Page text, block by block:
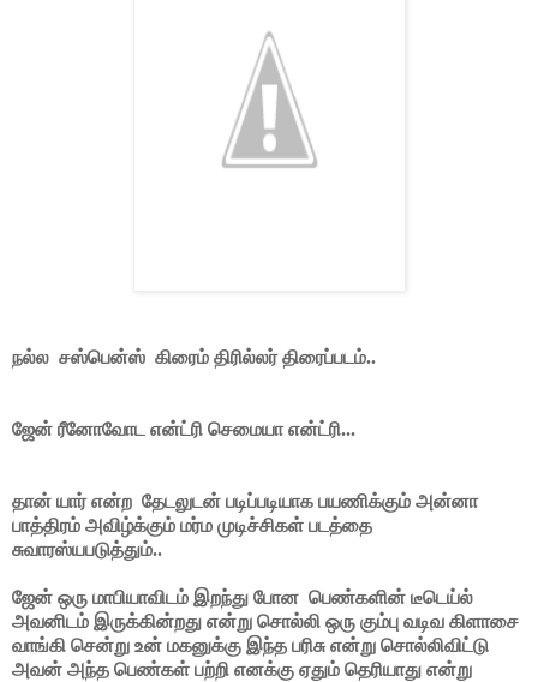
நல்ல சஸ்பென்ஸ் கிரைம் திரில்லர் திரைப்படம்..
ஜேன் ரீனோவோட என்ட்ரி செமையா என்ட்ரி...
தான் யார் என்ற தேடலுடன் படிப்படியாக பயணிக்கும் அன்னா
பாத்திரம் அவிழ்க்கும் மர்ம முடிச்சிகள் படத்தை
சுவாரஸ்யபடுத்தும்..
ஜேன் ஒரு மாபியாவிடம் இறந்து போன பெண்களின் டீடெய்ல்
அவனிடம் இருக்கின்றது என்று சொல்லி ஒரு கும்பு வடிவ கிளாசை
வாங்கி சென்று உன் மகனுக்கு இந்த பரிசு என்று சொல்லிவிட்டு
அவன் அந்த பெண்கள் பற்றி எனக்கு ஏதும் தெரியாது என்று